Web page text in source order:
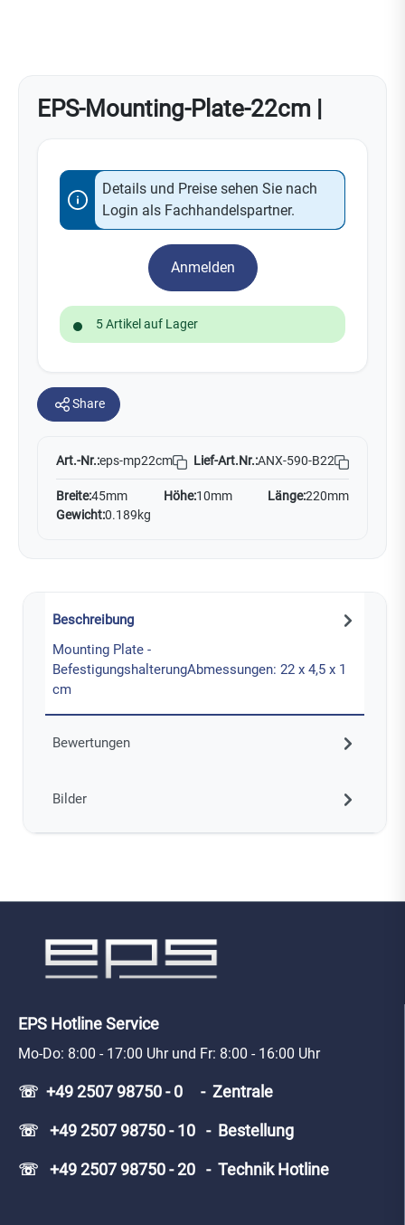
EPS-Mounting-Plate-22cm |
Details und Preise sehen Sie nach
Login als Fachhandelspartner.
Anmelden
5 Artikel auf Lager
Share
Art.-Nr.:eps-mp22cm Lief-Art.Nr.:ANX-590-B22
Breite:45mm Höhe:10mm Länge:220mm
Gewicht:0.189kg
Beschreibung
Mounting Plate -
BefestigungshalterungAbmessungen: 22 x 4,5 x 1
cm
Bewertungen
Bilder
EPS Hotline Service
Mo-Do: 8:00 - 17:00 Uhr und Fr: 8:00 - 16:00 Uhr
☏ +49 2507 98750 - 0 - Zentrale
☏ +49 2507 98750 - 10 - Bestellung
☏ +49 2507 98750 - 20 - Technik Hotline